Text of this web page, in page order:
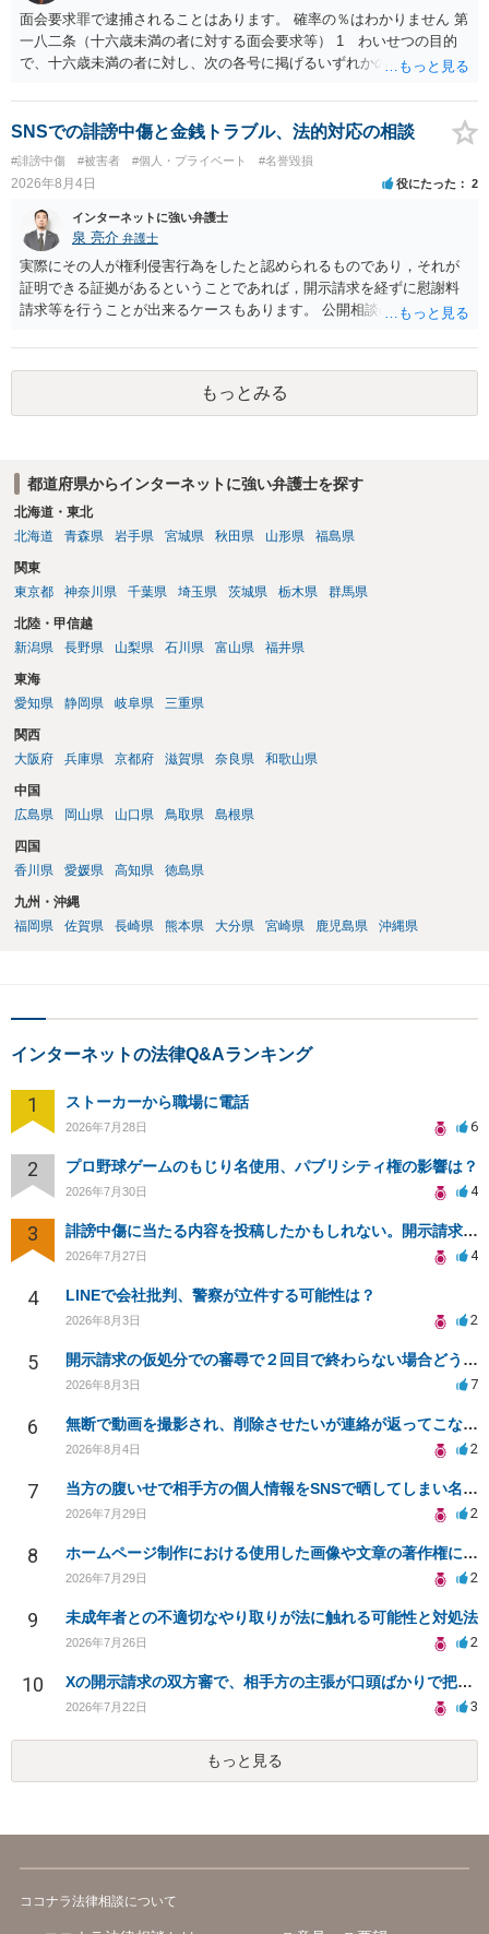
も）、相談者さんが刑事民事の責任に問われることはないでしょう。
私見ながらご参考まで。
面会要求罪で逮捕されることはあります。 確率の％はわかりません 第
一八二条（十六歳未満の者に対する面会要求等） 1 わいせつの目的
で、十六歳未満の者に対し、次の各号に掲げるいずれかの行為をした
が生まれた日より五年以上前の日に生まれた者に限る。）は、一年以
下の拘禁刑又は五十万円以下の罰金に処する。 一 威迫し、偽計を用
い又は誘惑して面会を要求すること。 二 拒まれたにもかかわらず、
反復して面会を要求すること。 三 金銭その他の利益を供与し、又は
その申込み若しくは約束をして面会を要求すること。 2前項の罪を犯
し、よってわいせつの目的で当該十六歳未満の者と面会をした者は、
二年以下の拘禁刑又は百万円以下の罰金に処する。
SNSでの誹謗中傷と金銭トラブル、法的対応の相談
#誹謗中傷 #被害者 #個人・プライベート #名誉毀損
2026年8月4日 役にたった 2
インターネットに強い弁護士
泉 亮介 弁護士
実際にその人が権利侵害行為をしたと認められるものであり，それが
証明できる証拠があるということであれば，開示請求を経ずに慰謝料
請求等を行うことが出来るケースもあります。 公開相談の場では回答
に個別に相談されると良いでしょう。
もっとみる
都道府県からインターネットに強い弁護士を探す
北海道・東北
北海道
青森県 岩手県 宮城県 秋田県 山形県 福島県
関東
東京都
神奈川県 千葉県 埼玉県 茨城県 栃木県 群馬県
北陸・甲信越
新潟県
長野県 山梨県 石川県 富山県 福井県
東海
愛知県
静岡県 岐阜県 三重県
関西
大阪府
兵庫県 京都府 滋賀県 奈良県 和歌山県
中国
広島県
岡山県 山口県 鳥取県 島根県
四国
香川県
愛媛県 高知県 徳島県
九州・沖縄
福岡県
佐賀県 長崎県 熊本県 大分県 宮崎県 鹿児島県 沖縄県
インターネットの法律Q&Aランキング
1 ストーカーから職場に電話
2026年7月28日 6
2 プロ野球ゲームのもじり名使用、パブリシティ権の影響は？
2026年7月30日 4
3 誹謗中傷に当たる内容を投稿したかもしれない。開示請求や民事刑事裁判に発展しうるのか教えて欲しい。
2026年7月27日 4
4 LINEで会社批判、警察が立件する可能性は？
2026年8月3日 2
5 開示請求の仮処分での審尋で２回目で終わらない場合どうしたらいいですか
2026年8月3日 7
6 無断で動画を撮影され、削除させたいが連絡が返ってこない。
2026年8月4日 2
7 当方の腹いせで相手方の個人情報をSNSで晒してしまい名誉毀損させてしまったかもしれない
2026年7月29日 2
8 ホームページ制作における使用した画像や文章の著作権について
2026年7月29日 2
9 未成年者との不適切なやり取りが法に触れる可能性と対処法
2026年7月26日 2
10 Xの開示請求の双方審で、相手方の主張が口頭ばかりで把握しきれません
2026年7月22日 3
もっと見る
ココナラ法律相談について